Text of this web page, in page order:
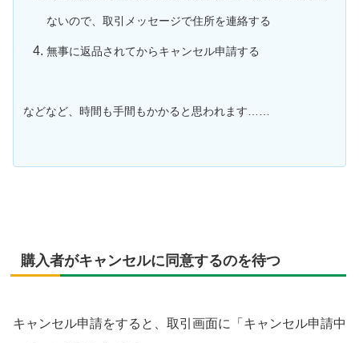
ないので、取引メッセージで住所を連絡する
無事に返品されてからキャンセル申請する
などなど、時間も手間もかかると思われます……
購入者がキャンセルに同意するのを待つ
キャンセル申請をすると、取引画面に「キャンセル申請中